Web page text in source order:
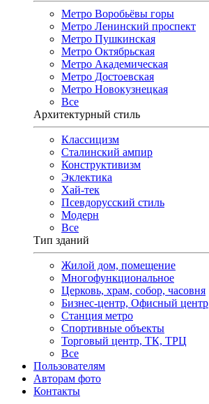
Метро Воробьёвы горы
Метро Ленинский проспект
Метро Пушкинская
Метро Октябрьская
Метро Академическая
Метро Достоевская
Метро Новокузнецкая
Все
Архитектурный стиль
Классицизм
Сталинский ампир
Конструктивизм
Эклектика
Хай-тек
Псевдорусский стиль
Модерн
Все
Тип зданий
Жилой дом, помещение
Многофункциональное
Церковь, храм, собор, часовня
Бизнес-центр, Офисный центр
Станция метро
Спортивные объекты
Торговый центр, ТК, ТРЦ
Все
Пользователям
Авторам фото
Контакты